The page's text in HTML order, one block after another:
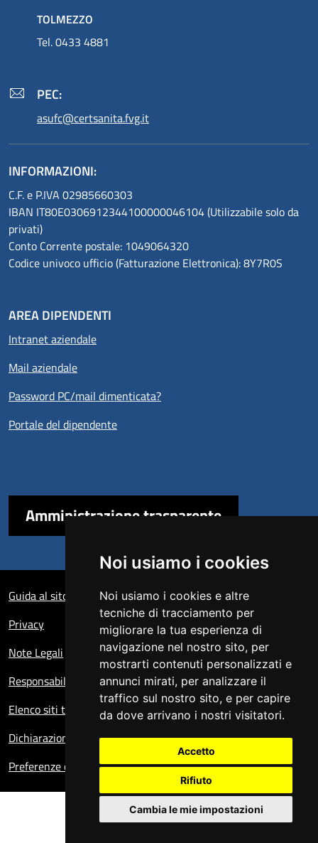
Noi usiamo i cookies
Noi usiamo i cookies e altre
tecniche di tracciamento per
migliorare la tua esperienza di
navigazione nel nostro sito, per
mostrarti contenuti personalizzati e
annunci mirati, per analizzare il
traffico sul nostro sito, e per capire
da dove arrivano i nostri visitatori.
Accetto
Rifiuto
Cambia le mie impostazioni
TOLMEZZO
Tel. 0433 4881
PEC:
asufc@certsanita.fvg.it
INFORMAZIONI:
C.F. e P.IVA 02985660303
IBAN IT80E0306912344100000046104 (Utilizzabile solo da
privati)
Conto Corrente postale: 1049064320
Codice univoco ufficio (Fatturazione Elettronica): 8Y7R0S
AREA DIPENDENTI
Intranet aziendale
Mail aziendale
Password PC/mail dimenticata?
Portale del dipendente
Amministrazione trasparente
Guida al sito
Privacy
Note Legali
Responsabile del sito
Elenco siti tematici
Dichiarazione di accessibilità
Preferenze cookie